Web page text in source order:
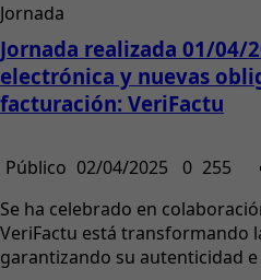
Jornada
Jornada realizada 01/04/
electrónica y nuevas
facturación: VeriFactu
Público 02/04/2025 0 255
Se ha celebrado en
VeriFactu está transformando
garantizando su autenticidad